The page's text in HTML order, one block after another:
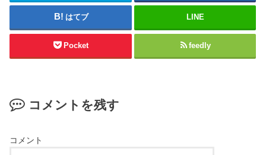
はてブ LINE
Pocket feedly
コメントを残す
コメント